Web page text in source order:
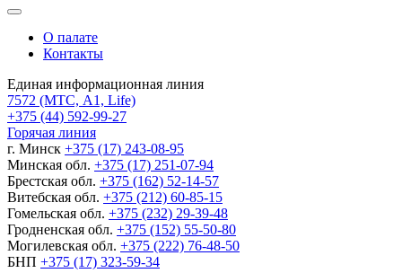
О палате
Контакты
Единая информационная линия
7572 (МТС, A1, Life)
+375 (44) 592-99-27
Горячая линия
г. Минск +375 (17) 243-08-95
Минская обл. +375 (17) 251-07-94
Брестская обл. +375 (162) 52-14-57
Витебская обл. +375 (212) 60-85-15
Гомельская обл. +375 (232) 29-39-48
Гродненская обл. +375 (152) 55-50-80
Могилевская обл. +375 (222) 76-48-50
БНП +375 (17) 323-59-34